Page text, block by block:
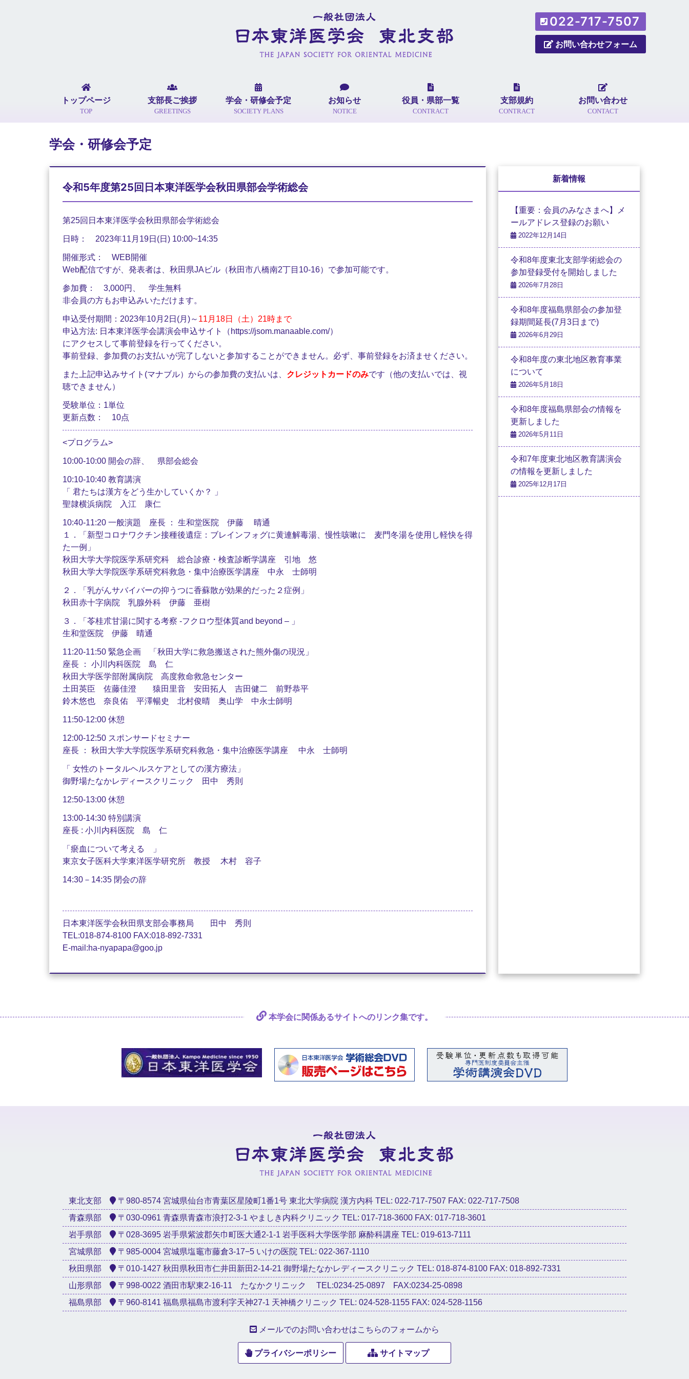
022-717-7507
お問い合わせフォーム
トップページ
TOP
支部長ご挨拶
GREETINGS
学会・研修会予定
SOCIETY PLANS
お知らせ
NOTICE
役員・県部一覧
CONTRACT
支部規約
CONTRACT
お問い合わせ
CONTACT
学会・研修会予定
令和5年度第25回日本東洋医学会秋田県部会学術総会
第25回日本東洋医学会秋田県部会学術総会
日時： 2023年11月19日(日) 10:00~14:35
開催形式： WEB開催
Web配信ですが、発表者は、秋田県JAビル（秋田市八橋南2丁目10-16）で参加可能です。
参加費： 3,000円、 学生無料
非会員の方もお申込みいただけます。
申込受付期間：2023年10月2日(月)～ 11月18日（土）21時まで
申込方法: 日本東洋医学会講演会申込サイト（https://jsom.manaable.com/）
にアクセスして事前登録を行ってください。
事前登録、参加費のお支払いが完了しないと参加することができません。必ず、事前登録をお済ませください。
また上記申込みサイト(マナブル）からの参加費の支払いは、 クレジットカードのみです（他の支払いでは、視
聴できません）
受験単位：1単位
更新点数： 10点
<プログラム>
10:00-10:00 開会の辞、 県部会総会
10:10-10:40 教育講演
「 君たちは漢方をどう生かしていくか？ 」
聖隷横浜病院 入江 康仁
10:40-11:20 一般演題 座長 ： 生和堂医院 伊藤 晴通
１．「新型コロナワクチン接種後遺症：ブレインフォグに黄連解毒湯、慢性咳嗽に 麦門冬湯を使用し軽快を得
た一例」
秋田大学大学院医学系研究科 総合診療・検査診断学講座 引地 悠
秋田大学大学院医学系研究科救急・集中治療医学講座 中永 士師明
２．「乳がんサバイバーの抑うつに香蘇散が効果的だった２症例」
秋田赤十字病院 乳腺外科 伊藤 亜樹
３．「苓桂朮甘湯に関する考察 -フクロウ型体質and beyond – 」
生和堂医院 伊藤 晴通
11:20-11:50 緊急企画 「秋田大学に救急搬送された熊外傷の現況」
座長 ： 小川内科医院 島 仁
秋田大学医学部附属病院 高度救命救急センター
土田英臣 佐藤佳澄 猿田里音 安田拓人 吉田健二 前野恭平
鈴木悠也 奈良佑 平澤暢史 北村俊晴 奥山学 中永士師明
11:50-12:00 休憩
12:00-12:50 スポンサードセミナー
座長 ： 秋田大学大学院医学系研究科救急・集中治療医学講座 中永 士師明
「 女性のトータルヘルスケアとしての漢方療法」
御野場たなかレディースクリニック 田中 秀則
12:50-13:00 休憩
13:00-14:30 特別講演
座長 : 小川内科医院 島 仁
「瘀血について考える 」
東京女子医科大学東洋医学研究所 教授 木村 容子
14:30－14:35 閉会の辞
日本東洋医学会秋田県支部会事務局 田中 秀則
TEL:018-874-8100 FAX:018-892-7331
E-mail:ha-nyapapa@goo.jp
新着情報
【重要：会員のみなさまへ】メ
ールアドレス登録のお願い
2022年12月14日
令和8年度東北支部学術総会の
参加登録受付を開始しました
2026年7月28日
令和8年度福島県部会の参加登
録期間延長(7月3日まで)
2026年6月29日
令和8年度の東北地区教育事業
について
2026年5月18日
令和8年度福島県部会の情報を
更新しました
2026年5月11日
令和7年度東北地区教育講演会
の情報を更新しました
2025年12月17日
本学会に関係あるサイトへのリンク集です。
東北支部
〒980-8574 宮城県仙台市青葉区星陵町1番1号 東北大学病院 漢方内科 TEL: 022-717-7507 FAX: 022-717-7508
青森県部
〒030-0961 青森県青森市浪打2-3-1 やましき内科クリニック TEL: 017-718-3600 FAX: 017-718-3601
岩手県部
〒028-3695 岩手県紫波郡矢巾町医大通2-1-1 岩手医科大学医学部 麻酔科講座 TEL: 019-613-7111
宮城県部
〒985-0004 宮城県塩竈市藤倉3-17−5 いけの医院 TEL: 022-367-1110
秋田県部
〒010-1427 秋田県秋田市仁井田新田2-14-21 御野場たなかレディースクリニック TEL: 018-874-8100 FAX: 018-892-7331
山形県部
〒998-0022 酒田市駅東2-16-11 たなかクリニック TEL:0234-25-0897 FAX:0234-25-0898
福島県部
〒960-8141 福島県福島市渡利字天神27-1 天神橋クリニック TEL: 024-528-1155 FAX: 024-528-1156
メールでのお問い合わせはこちらのフォームから
プライバシーポリシー サイトマップ